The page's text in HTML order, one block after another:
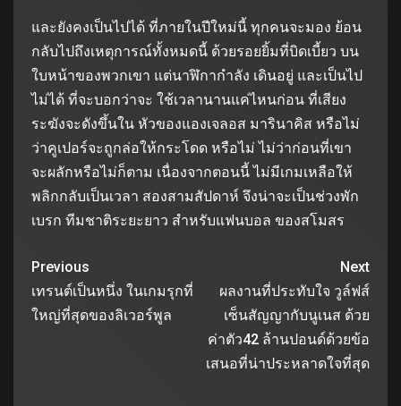
และยังคงเป็นไปได้ ที่ภายในปีใหม่นี้ ทุกคนจะมอง ย้อน
กลับไปถึงเหตุการณ์ทั้งหมดนี้ ด้วยรอยยิ้มที่บิดเบี้ยว บน
ใบหน้าของพวกเขา แต่นาฬิกากำลัง เดินอยู่ และเป็นไป
ไม่ได้ ที่จะบอกว่าจะ ใช้เวลานานแค่ไหนก่อน ที่เสียง
ระฆังจะดังขึ้นใน หัวของแองเจลอส มารินาคิส หรือไม่
ว่าคูเปอร์จะถูกล่อให้กระโดด หรือไม่ ไม่ว่าก่อนที่เขา
จะผลักหรือไม่ก็ตาม เนื่องจากตอนนี้ ไม่มีเกมเหลือให้
พลิกกลับเป็นเวลา สองสามสัปดาห์ จึงน่าจะเป็นช่วงพัก
เบรก ทีมชาติระยะยาว สำหรับแฟนบอล ของสโมสร
Previous
เทรนต์เป็นหนึ่ง ในเกมรุกที่
ใหญ่ที่สุดของลิเวอร์พูล
Next
ผลงานที่ประทับใจ วูล์ฟส์
เซ็นสัญญากับนูเนส ด้วย
ค่าตัว42 ล้านปอนด์ด้วยข้อ
เสนอที่น่าประหลาดใจที่สุด